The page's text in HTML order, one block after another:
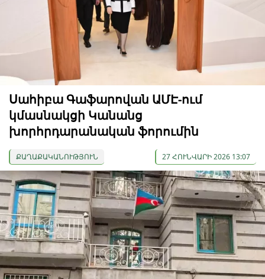
Սահիբա Գաֆարովան ԱՄԷ-ում
կմասնակցի Կանանց
խորհրդարանական ֆորումին
ՔԱՂԱՔԱԿԱՆՈՒԹՅՈՒՆ 27 ՀՈՒՆՎԱՐԻ 2026 13:07